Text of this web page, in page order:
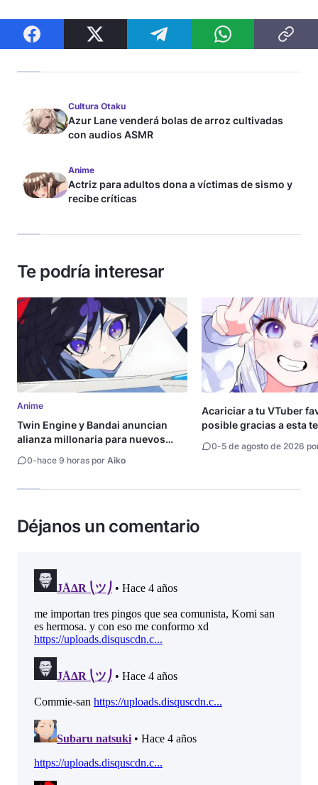
Cultura Otaku
Azur Lane venderá bolas de arroz cultivadas
con audios ASMR
Anime
Actriz para adultos dona a víctimas de sismo y
recibe críticas
Te podría interesar
Anime
Twin Engine y Bandai anuncian
alianza millonaria para nuevos
animes
0-hace 9 horas por Aiko
Acariciar a tu VTuber
posible gracias a esta
0-5 de agosto de 2026
Déjanos un comentario